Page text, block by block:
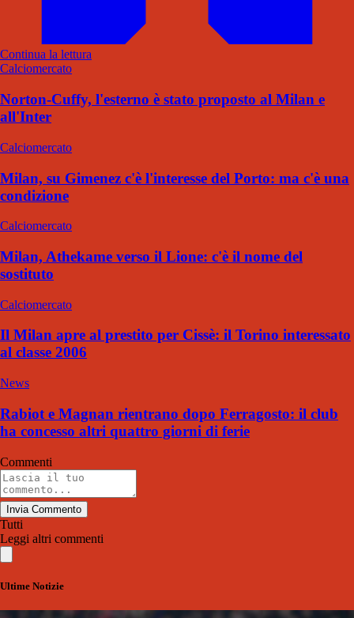
Continua la lettura
Calciomercato
Norton-Cuffy, l'esterno è stato proposto al Milan e
all'Inter
Calciomercato
Milan, su Gimenez c'è l'interesse del Porto: ma c'è una
condizione
Calciomercato
Milan, Athekame verso il Lione: c'è il nome del
sostituto
Calciomercato
Il Milan apre al prestito per Cissè: il Torino interessato
al classe 2006
News
Rabiot e Magnan rientrano dopo Ferragosto: il club
ha concesso altri quattro giorni di ferie
Commenti
Invia Commento
Tutti
Leggi altri commenti
Ultime Notizie